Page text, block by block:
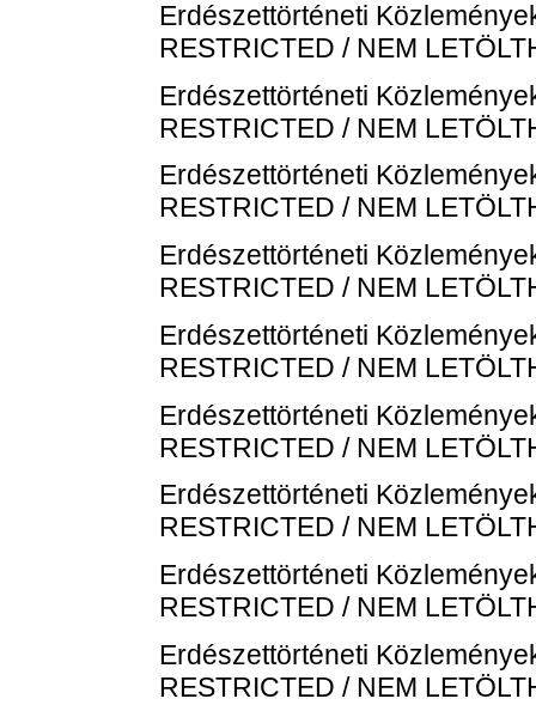
Erdészettörténeti
RESTRICTED / NEM
Erdészettörténeti
RESTRICTED / NEM
Erdészettörténeti
RESTRICTED / NEM
Erdészettörténeti
RESTRICTED / NEM
Erdészettörténeti
RESTRICTED / NEM
Erdészettörténeti
RESTRICTED / NEM
Erdészettörténeti
RESTRICTED / NEM
Erdészettörténeti
RESTRICTED / NEM
Erdészettörténeti
RESTRICTED / NEM